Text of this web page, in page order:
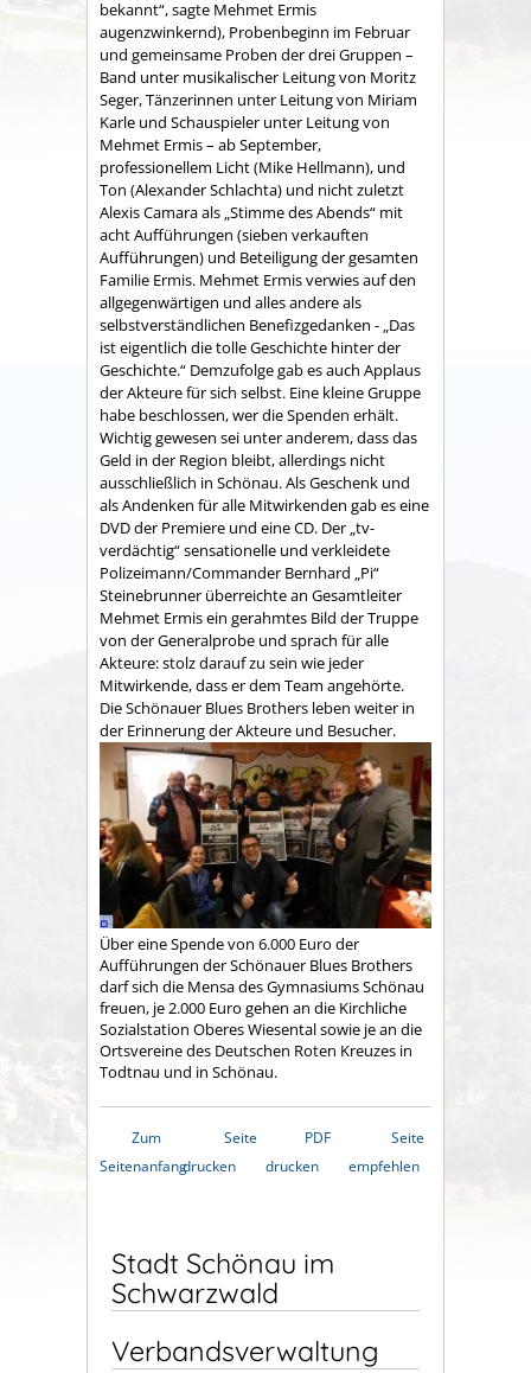
bekannt“, sagte Mehmet Ermis
augenzwinkernd), Probenbeginn im Februar
und gemeinsame Proben der drei Gruppen –
Band unter musikalischer Leitung von Moritz
Seger, Tänzerinnen unter Leitung von Miriam
Karle und Schauspieler unter Leitung von
Mehmet Ermis – ab September,
professionellem Licht (Mike Hellmann), und
Ton (Alexander Schlachta) und nicht zuletzt
Alexis Camara als „Stimme des Abends“ mit
acht Aufführungen (sieben verkauften
Aufführungen) und Beteiligung der gesamten
Familie Ermis. Mehmet Ermis verwies auf den
allgegenwärtigen und alles andere als
selbstverständlichen Benefizgedanken - „Das
ist eigentlich die tolle Geschichte hinter der
Geschichte.“ Demzufolge gab es auch Applaus
der Akteure für sich selbst. Eine kleine Gruppe
habe beschlossen, wer die Spenden erhält.
Wichtig gewesen sei unter anderem, dass das
Geld in der Region bleibt, allerdings nicht
ausschließlich in Schönau. Als Geschenk und
als Andenken für alle Mitwirkenden gab es eine
DVD der Premiere und eine CD. Der „tv-
verdächtig“ sensationelle und verkleidete
Polizeimann/Commander Bernhard „Pi“
Steinebrunner überreichte an Gesamtleiter
Mehmet Ermis ein gerahmtes Bild der Truppe
von der Generalprobe und sprach für alle
Akteure: stolz darauf zu sein wie jeder
Mitwirkende, dass er dem Team angehörte.
Die Schönauer Blues Brothers leben weiter in
der Erinnerung der Akteure und Besucher.
Über eine Spende von 6.000 Euro der
Aufführungen der Schönauer Blues Brothers
darf sich die Mensa des Gymnasiums Schönau
freuen, je 2.000 Euro gehen an die Kirchliche
Sozialstation Oberes Wiesental sowie je an die
Ortsvereine des Deutschen Roten Kreuzes in
Todtnau und in Schönau.
Zum
Seitenanfang
Seite
drucken
PDF
drucken
Seite
empfehlen
Stadt Schönau im
Schwarzwald
Verbandsverwaltung